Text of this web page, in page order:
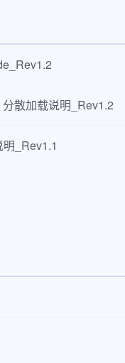
散加载说明_Rev1.2
_Rev1.1